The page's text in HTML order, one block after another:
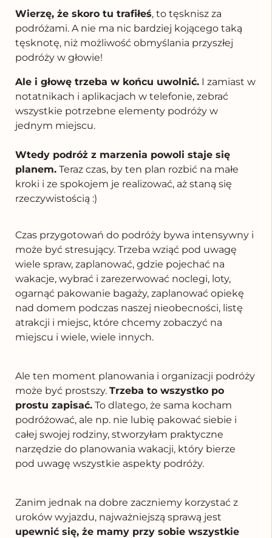
Wierzę, że skoro tu trafiłeś, to tęsknisz za
podróżami. A nie ma nic bardziej kojącego taką
tęsknotę, niż możliwość obmyślania przyszłej
podróży w głowie!
Ale i głowę trzeba w końcu uwolnić. I zamiast w
notatnikach i aplikacjach w telefonie, zebrać
wszystkie potrzebne elementy podróży w
jednym miejscu.
Wtedy podróż z marzenia powoli staje się
planem. Teraz czas, by ten plan rozbić na małe
kroki i ze spokojem je realizować, aż staną się
rzeczywistością :)
Czas przygotowań do podróży bywa intensywny i
może być stresujący. Trzeba wziąć pod uwagę
wiele spraw, zaplanować, gdzie pojechać na
wakacje, wybrać i zarezerwować noclegi, loty,
ogarnąć pakowanie bagaży, zaplanować opiekę
nad domem podczas naszej nieobecności, listę
atrakcji i miejsc, które chcemy zobaczyć na
miejscu i wiele, wiele innych.
Ale ten moment planowania i organizacji podróży
może być prostszy. Trzeba to wszystko po
prostu zapisać. To dlatego, że sama kocham
podróżować, ale np. nie lubię pakować siebie i
całej swojej rodziny, stworzyłam praktyczne
narzędzie do planowania wakacji, który bierze
pod uwagę wszystkie aspekty podróży.
Zanim jednak na dobre zaczniemy korzystać z
uroków wyjazdu, najważniejszą sprawą jest
upewnić się, że mamy przy sobie wszystkie